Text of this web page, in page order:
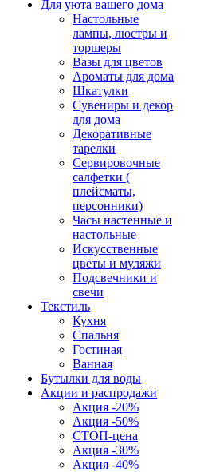
Для уюта вашего дома
Настольные
лампы, люстры и
торшеры
Вазы для цветов
Ароматы для дома
Шкатулки
Сувениры и декор
для дома
Декоративные
тарелки
Сервировочные
салфетки (
плейсматы,
персонники)
Часы настенные и
настольные
Искусственные
цветы и муляжи
Подсвечники и
свечи
Текстиль
Кухня
Спальня
Гостиная
Ванная
Бутылки для воды
Акции и распродажи
Акция -20%
Акция -50%
СТОП-цена
Акция -30%
Акция -40%